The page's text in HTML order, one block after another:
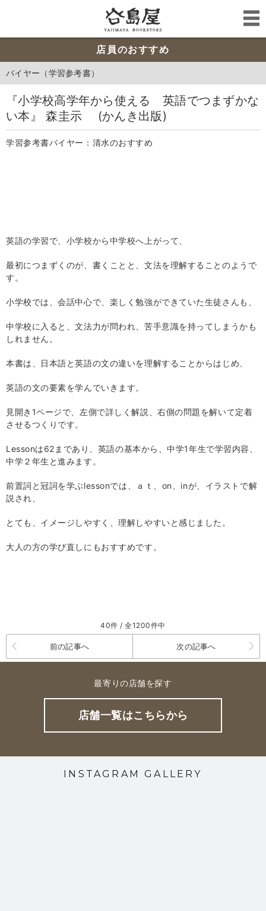
店員のおすすめ
バイヤー（学習参考書）
『小学校高学年から使える 英語でつまずかな
い本』 森圭示 (かんき出版)
学習参考書バイヤー：清水のおすすめ
英語の学習で、小学校から中学校へ上がって、
最初につまずくのが、書くことと、文法を理解することのようで
す。
小学校では、会話中心で、楽しく勉強ができていた生徒さんも、
中学校に入ると、文法力が問われ、苦手意識を持ってしまうかも
しれません。
本書は、日本語と英語の文の違いを理解することからはじめ、
英語の文の要素を学んでいきます。
見開き 1ページで、左側で詳しく解説、右側の問題を解いて定着
させるつくりです。
Lessonは62 まであり、英語の基本から、中学1年生で学習内容、
中学２年生と進みます。
前置詞と冠詞を学ぶlessonでは、ａｔ、 on inが、イラストで解
説され、
とても、イメージしやすく、理解しやすいと感じました。
大人の方の学び直しにもおすすめです。
40件 / 全1200件中
前の記事へ 次の記事へ
最寄りの店舗を探す
店舗一覧はこちらから
INSTAGRAM GALLERY